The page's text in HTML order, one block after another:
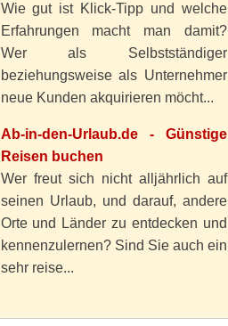
Wie gut ist Klick-Tipp und welche
Erfahrungen macht man damit?
Wer als Selbstständiger
beziehungsweise als Unternehmer
neue Kunden akquirieren möcht...
Ab-in-den-Urlaub.de - Günstige
Reisen buchen
Wer freut sich nicht alljährlich auf
seinen Urlaub, und darauf, andere
Orte und Länder zu entdecken und
kennenzulernen? Sind Sie auch ein
sehr reise...